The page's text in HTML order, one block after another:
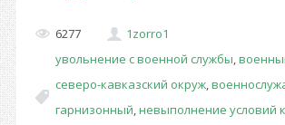
6277
1zorro1
увольнение с военной службы
северо-кавказский окруж
гарнизонный невыполнение условий